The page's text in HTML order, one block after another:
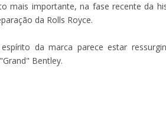
mais importante, na fase recente da
da Rolls Royce.
da marca parece estar
Bentley.